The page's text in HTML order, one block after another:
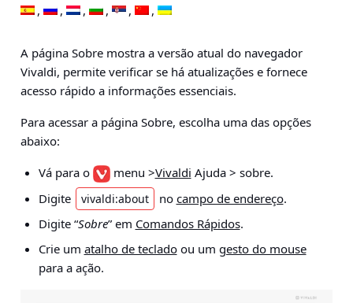
A página Sobre mostra a versão atual do navegador
Vivaldi, permite verificar se há atualizações e fornece
acesso rápido a informações essenciais.
Para acessar a página Sobre, escolha uma das opções
abaixo:
Vá para o
menu >Vivaldi Ajuda > sobre.
Digite
vivaldi:about no campo de endereço.
Digite “Sobre” em Comandos Rápidos.
Crie um atalho de tecladoou um gesto do mouse
para a ação.